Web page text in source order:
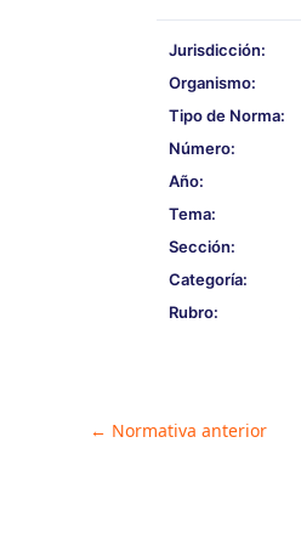
Jurisdicción:
Organismo:
Tipo de Norma:
Número:
Año:
Tema:
Sección:
Categoría:
Rubro:
Post
← Normativa anterior